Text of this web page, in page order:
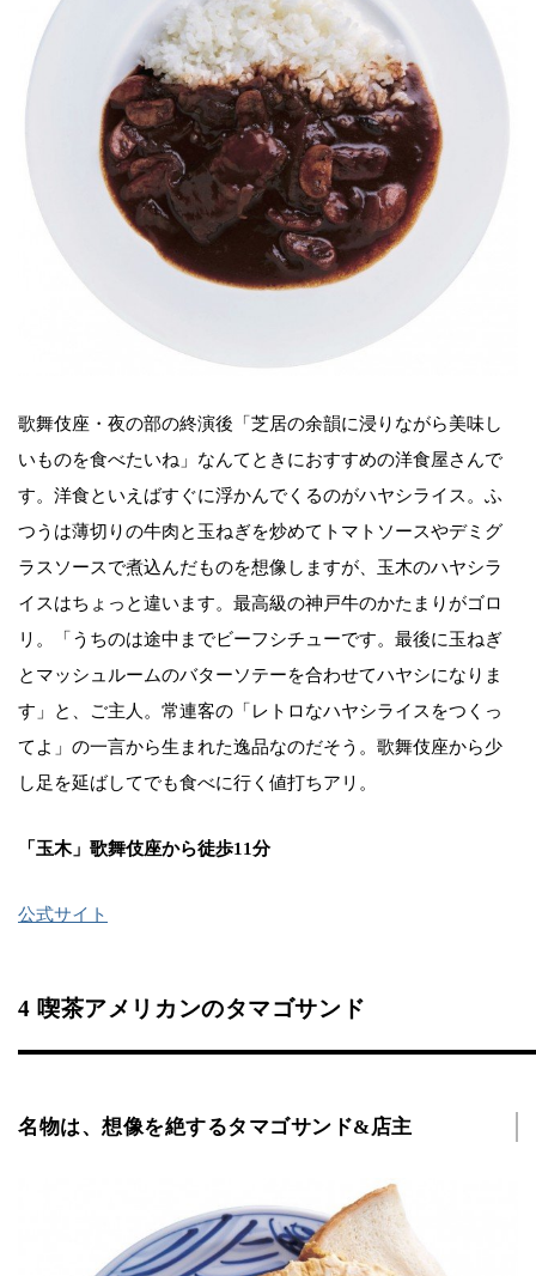
歌舞伎座・夜の部の終演後「芝居の余韻に浸りながら美味し
いものを食べたいね」なんてときにおすすめの洋食屋さんで
す。洋食といえばすぐに浮かんでくるのがハヤシライス。ふ
つうは薄切りの牛肉と玉ねぎを炒めてトマトソースやデミグ
ラスソースで煮込んだものを想像しますが、玉木のハヤシラ
イスはちょっと違います。最高級の神戸牛のかたまりがゴロ
リ。「うちのは途中までビーフシチューです。最後に玉ねぎ
とマッシュルームのバターソテーを合わせてハヤシになりま
す」と、ご主人。常連客の「レトロなハヤシライスをつくっ
てよ」の一言から生まれた逸品なのだそう。歌舞伎座から少
し足を延ばしてでも食べに行く値打ちアリ。
「玉木」歌舞伎座から徒歩11分
公式サイト
4 喫茶アメリカンのタマゴサンド
名物は、想像を絶するタマゴサンド&店主